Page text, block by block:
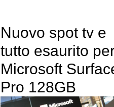
Nuovo spot tv e
tutto esaurito
Microsoft
Pro 128GB